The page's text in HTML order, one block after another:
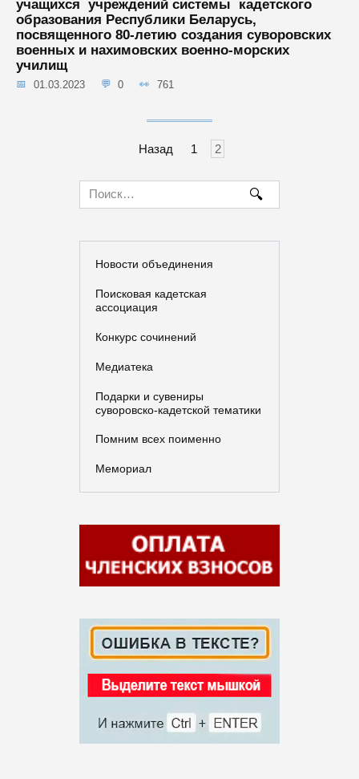
учащихся учреждений системы кадетского
образования Республики Беларусь,
посвященного 80-летию создания суворовских
военных и нахимовских военно-морских
училищ
01.03.2023 0 761
Назад 1 2
Search
for:
Новости объединения
Поисковая кадетская
ассоциация
Конкурс сочинений
Медиатека
Подарки и сувениры
суворовско-кадетской тематики
Помним всех поименно
Мемориал